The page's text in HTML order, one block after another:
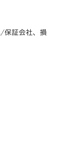
保証会社、損